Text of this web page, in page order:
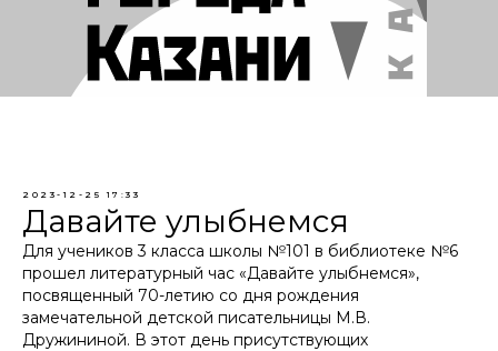
2023-12-25 17:33
Давайте улыбнемся
Для учеников 3 класса школы №101 в библиотеке №6
прошел литературный час «Давайте улыбнемся»,
посвященный 70-летию со дня рождения
замечательной детской писательницы М.В.
Дружининой. В этот день присутствующих